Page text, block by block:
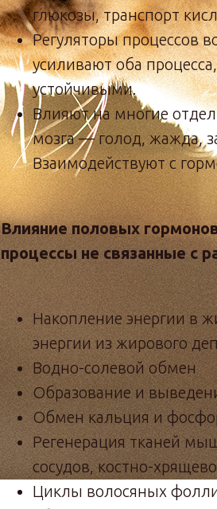
глюкозы, транспорт
Регуляторы процессов
усиливают оба
устойчивыми.
Влияют на многие
мозга — голод, жажда,
Взаимодействуют с
Влияние половых
процессы не связанные с
Накопление энергии в
энергии из жирового
Водно-солевой обмен
Образование и
Обмен кальция и
Регенерация тканей
сосудов, костно-
Циклы волосяных